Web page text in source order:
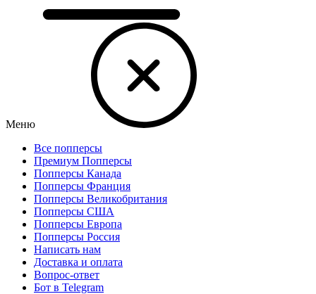
Меню
Все попперсы
Премиум Попперсы
Попперсы Канада
Попперсы Франция
Попперсы Великобритания
Попперсы США
Попперсы Европа
Попперсы Россия
Написать нам
Доставка и оплата
Вопрос-ответ
Бот в Telegram